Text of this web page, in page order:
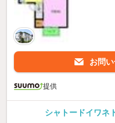
お問
提供
シャトードイワネ